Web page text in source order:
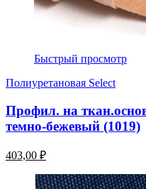
Быстрый просмотр
Полиуретановая Select
Профил. на
темно-бежевый (1019)
403,00 ₽